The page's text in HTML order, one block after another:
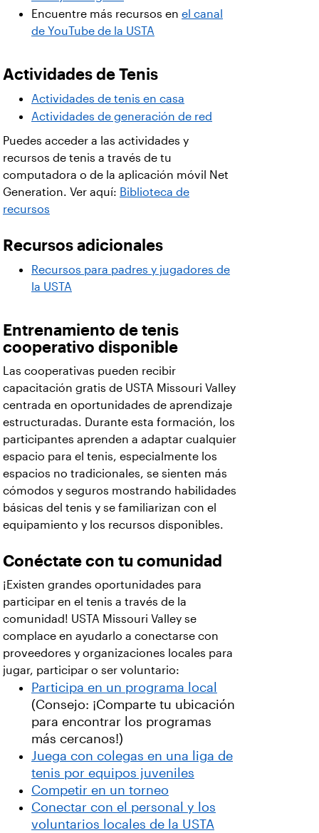
Encuentre más recursos en el canal
de YouTube de la USTA
Actividades de Tenis
Actividades de tenis en casa
Actividades de generación de red
Puedes acceder a las actividades y
recursos de tenis a través de tu
computadora o de la aplicación móvil Net
Generation. Ver aquí: Biblioteca de
recursos
Recursos adicionales
Recursos para padres y jugadores de
la USTA
Entrenamiento de tenis
cooperativo disponible
Las cooperativas pueden recibir
capacitación gratis de USTA Missouri Valley
centrada en oportunidades de aprendizaje
estructuradas. Durante esta formación, los
participantes aprenden a adaptar cualquier
espacio para el tenis, especialmente los
espacios no tradicionales, se sienten más
cómodos y seguros mostrando habilidades
básicas del tenis y se familiarizan con el
equipamiento y los recursos disponibles.
Conéctate con tu comunidad
¡Existen grandes oportunidades para
participar en el tenis a través de la
comunidad! USTA Missouri Valley se
complace en ayudarlo a conectarse con
proveedores y organizaciones locales para
jugar, participar o ser voluntario:
Participa en un programa local
(Consejo: ¡Comparte tu ubicación
para encontrar los programas
más cercanos!)
Juega con colegas en una liga de
tenis por equipos juveniles
Competir en un torneo
Conectar con el personal y los
voluntarios locales de la USTA